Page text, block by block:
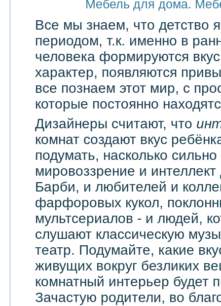
Мебель для дома.
Все мы знаем, что детство
периодом, т.к. именно в
человека формируются
характер, появляются
все познаем этот мир, с
которые постоянно
Дизайнеры считают, что
комнат создают вкус
подумать, насколько сильно
мировоззрение и
Барби, и любителей и
фарфоровых кукол,
мультсериалов - и людей,
слушают классическую
театр. Подумайте, какие
живущих вокруг безликих
комнатный интерьер будет
Зачастую родители, во